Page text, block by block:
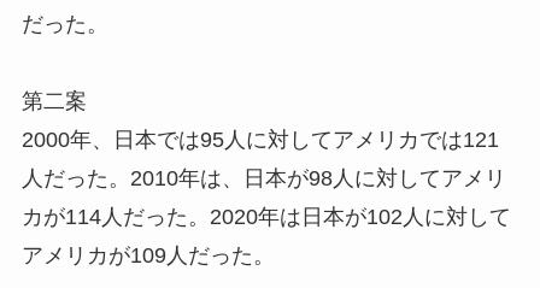
だった。
第二案
2000年、日本では95人に対してアメリカでは121
人だった。2010年は、日本が98人に対してアメリ
カが114人だった。2020年は日本が102人に対して
アメリカが109人だった。